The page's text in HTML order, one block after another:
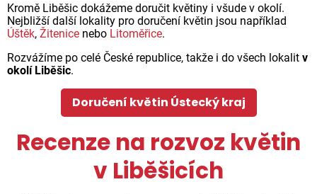
Kromě Liběšic dokážeme doručit květiny i všude v okolí.
Nejbližší další lokality pro doručení květin jsou například
Úštěk, Žitenice nebo Litoměřice.
Rozvážíme po celé České republice, takže i do všech lokalit v
okolí Liběšic.
Doručení květin Ústecký kraj
Recenze na rozvoz květin
v Liběšicích